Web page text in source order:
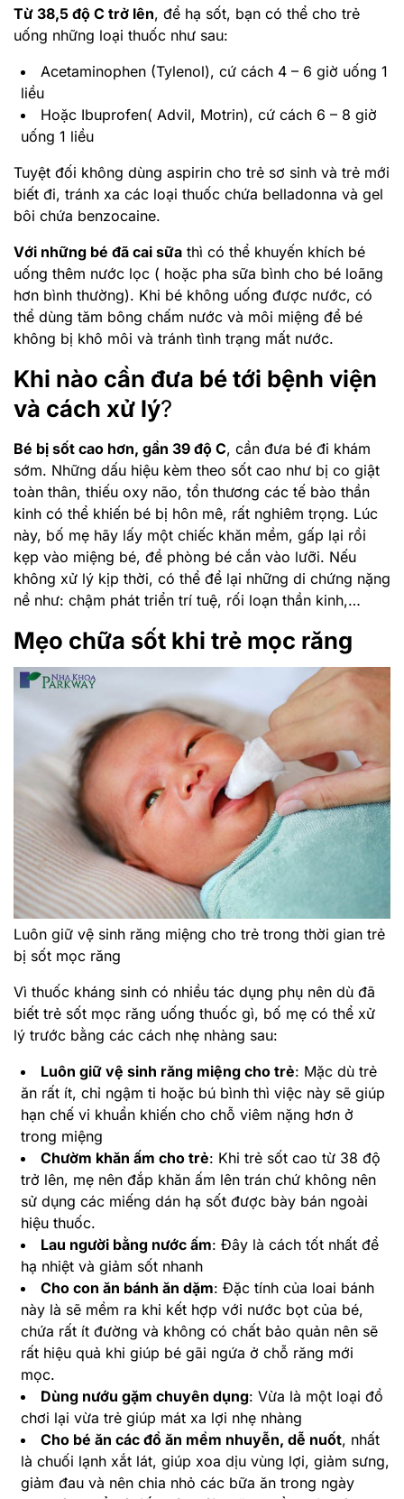
Từ 38,5 độ C trở lên, để hạ sốt, bạn có thể cho trẻ
uống những loại thuốc như sau:
Acetaminophen (Tylenol), cứ cách 4 – 6 giờ uống 1
liều
Hoặc Ibuprofen( Advil, Motrin), cứ cách 6 – 8 giờ
uống 1 liều
Tuyệt đối không dùng aspirin cho trẻ sơ sinh và trẻ mới
biết đi, tránh xa các loại thuốc chứa belladonna và gel
bôi chứa benzocaine.
Với những bé đã cai sữa thì có thể khuyến khích bé
uống thêm nước lọc ( hoặc pha sữa bình cho bé loãng
hơn bình thường). Khi bé không uống được nước, có
thể dùng tăm bông chấm nước và môi miệng để bé
không bị khô môi và tránh tình trạng mất nước.
Khi nào cần đưa bé tới bệnh viện
và cách xử lý?
Bé bị sốt cao hơn, gần 39 độ C, cần đưa bé đi khám
sớm. Những dấu hiệu kèm theo sốt cao như bị co giật
toàn thân, thiếu oxy não, tổn thương các tế bào thần
kinh có thể khiến bé bị hôn mê, rất nghiêm trọng. Lúc
này, bố mẹ hãy lấy một chiếc khăn mềm, gấp lại rồi
kẹp vào miệng bé, đề phòng bé cắn vào lưỡi. Nếu
không xử lý kịp thời, có thể để lại những di chứng nặng
nề như: chậm phát triển trí tuệ, rối loạn thần kinh,…
Mẹo chữa sốt khi trẻ mọc răng
Luôn giữ vệ sinh răng miệng cho trẻ trong thời gian trẻ
bị sốt mọc răng
Vì thuốc kháng sinh có nhiều tác dụng phụ nên dù đã
biết trẻ sốt mọc răng uống thuốc gì, bố mẹ có thể xử
lý trước bằng các cách nhẹ nhàng sau:
Luôn giữ vệ sinh răng miệng cho trẻ: Mặc dù trẻ
ăn rất ít, chỉ ngậm ti hoặc bú bình thì việc này sẽ giúp
hạn chế vi khuẩn khiến cho chỗ viêm nặng hơn ở
trong miệng
Chườm khăn ấm cho trẻ: Khi trẻ sốt cao từ 38 độ
trở lên, mẹ nên đắp khăn ấm lên trán chứ không nên
sử dụng các miếng dán hạ sốt được bày bán ngoài
hiệu thuốc.
Lau người bằng nước ấm: Đây là cách tốt nhất để
hạ nhiệt và giảm sốt nhanh
Cho con ăn bánh ăn dặm: Đặc tính của loai bánh
này là sẽ mềm ra khi kết hợp với nước bọt của bé,
chứa rất ít đường và không có chất bảo quản nên sẽ
rất hiệu quả khi giúp bé gãi ngứa ở chỗ răng mới
mọc.
Dùng nướu gặm chuyên dụng: Vừa là một loại đồ
chơi lại vừa trẻ giúp mát xa lợi nhẹ nhàng
Cho bé ăn các đồ ăn mềm nhuyễn, dễ nuốt, nhất
là chuối lạnh xắt lát, giúp xoa dịu vùng lợi, giảm sưng,
giảm đau và nên chia nhỏ các bữa ăn trong ngày